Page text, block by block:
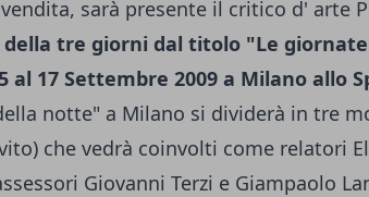
sarà presente il critico d' arte
tre giorni dal titolo "Le
al 17 Settembre 2009 a Milano allo
notte" a Milano si dividerà in tre
che vedrà coinvolti come relatori
Giovanni Terzi e Giampaolo